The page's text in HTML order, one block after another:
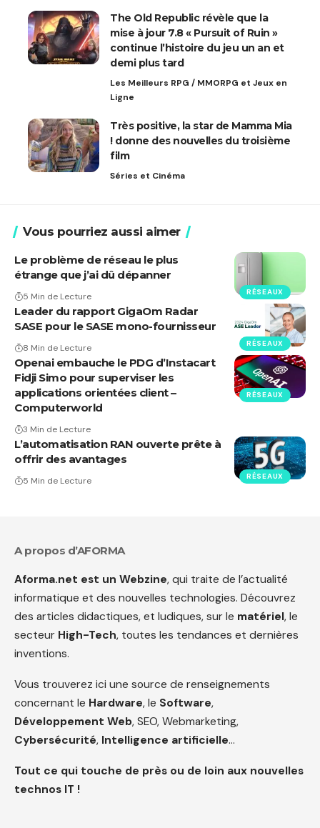
The Old Republic révèle que la
mise à jour 7.8 « Pursuit of Ruin »
continue l’histoire du jeu un an et
demi plus tard
Les Meilleurs RPG / MMORPG et Jeux en
Ligne
Très positive, la star de Mamma Mia
! donne des nouvelles du troisième
film
Séries et Cinéma
Vous pourriez aussi aimer
RÉSEAUX
Le problème de réseau le plus
étrange que j’ai dû dépanner
5 Min de Lecture
RÉSEAUX
Leader du rapport GigaOm Radar
SASE pour le SASE mono-fournisseur
8 Min de Lecture
RÉSEAUX
Openai embauche le PDG d’Instacart
Fidji Simo pour superviser les
applications orientées client –
Computerworld
3 Min de Lecture
RÉSEAUX
L’automatisation RAN ouverte prête à
offrir des avantages
5 Min de Lecture
A propos d’AFORMA
Aforma.net est un Webzine, qui traite de l’actualité
informatique et des nouvelles technologies. Découvrez
des articles didactiques, et ludiques, sur le matériel, le
secteur High-Tech, toutes les tendances et dernières
inventions.
Vous trouverez ici une source de renseignements
concernant le Hardware, le Software,
Développement Web, SEO, Webmarketing,
Cybersécurité, Intelligence artificielle…
Tout ce qui touche de près ou de loin aux nouvelles
technos IT !